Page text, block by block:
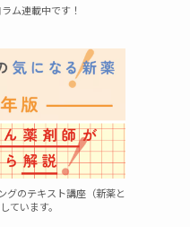
ム連載中です！
グのテキスト講座（新薬と
ています。